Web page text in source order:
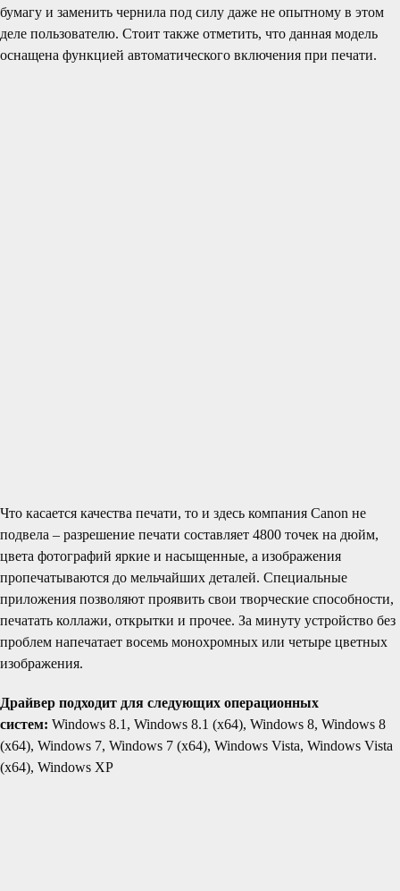
бумагу и заменить чернила под силу даже не опытному в этом
деле пользователю. Стоит также отметить, что данная модель
оснащена функцией автоматического включения при печати.
Что касается качества печати, то и здесь компания Canon не
подвела – разрешение печати составляет 4800 точек на дюйм,
цвета фотографий яркие и насыщенные, а изображения
пропечатываются до мельчайших деталей. Специальные
приложения позволяют проявить свои творческие способности,
печатать коллажи, открытки и прочее. За минуту устройство без
проблем напечатает восемь монохромных или четыре цветных
изображения.
Драйвер подходит для следующих операционных
систем: Windows 8.1, Windows 8.1 (x64), Windows 8, Windows 8
(x64), Windows 7, Windows 7 (x64), Windows Vista, Windows Vista
(x64), Windows XP